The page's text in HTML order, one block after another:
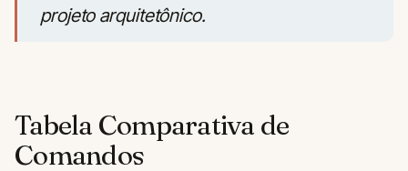
projeto arquitetônico.
Tabela Comparativa de
Comandos